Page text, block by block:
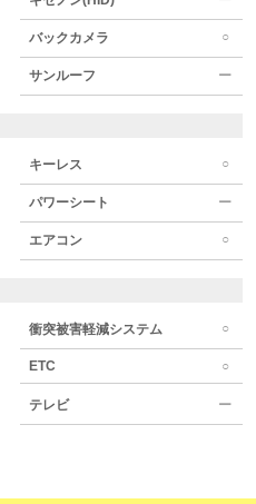
バックカメラ ○
サンルーフ ー
キーレス ○
パワーシート ー
エアコン ○
衝突被害軽減システム ○
ETC ○
テレビ ー